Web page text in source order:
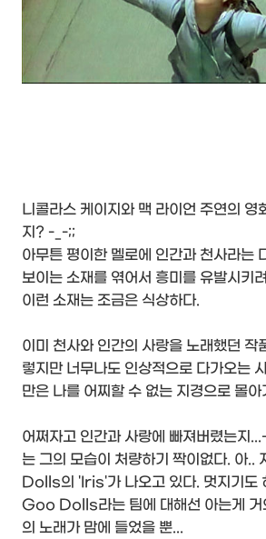
니콜라스 케이지와 맥 라이언 주연의 영
지? -_-;;
아무튼 평이한 멜로에 인간과 천사라는
보이는 소재를 엮어서 흥미를 유발시키
이런 소재는 조금은 식상하다.
이미 천사와 인간의 사랑을 노래했던 작
렇지만 너무나도 인상적으로 다가오는
만은 나를 어찌할 수 없는 지경으로 몰아
어쩌자고 인간과 사랑에 빠져버렸는지
는 그의 모습이 처량하기 짝이없다. 아
Dolls의 'Iris'가 나오고 있다. 멋지기도
Goo Dolls라는 팀에 대해선 아는게 거
의 노래가 맘에 들었을 뿐...